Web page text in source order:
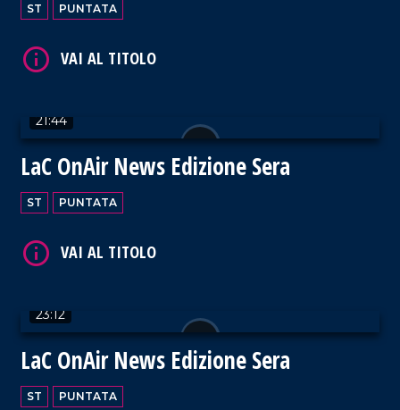
ST PUNTATA
21:44
LaC OnAir News Edizione Sera
ST PUNTATA
23:12
LaC OnAir News Edizione Sera
ST PUNTATA
VAI AL TITOLO